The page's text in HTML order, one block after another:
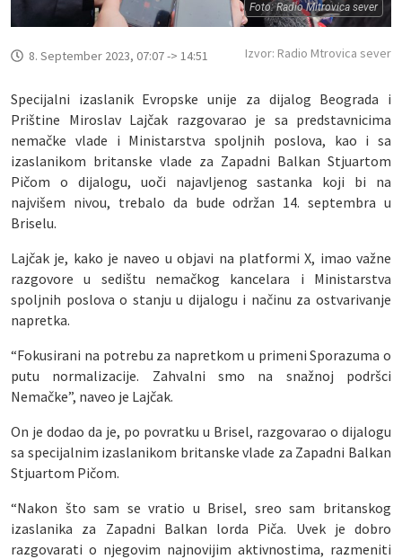
Foto: Radio Mitrovica sever
8. September 2023, 07:07 -> 14:51 Izvor: Radio Mtrovica sever
Specijalni izaslanik Evropske unije za dijalog Beograda i
Prištine Miroslav Lajčak razgovarao je sa predstavnicima
nemačke vlade i Ministarstva spoljnih poslova, kao i sa
izaslanikom britanske vlade za Zapadni Balkan Stjuartom
Pičom o dijalogu, uoči najavljenog sastanka koji bi na
najvišem nivou, trebalo da bude održan 14. septembra u
Briselu.
Lajčak je, kako je naveo u objavi na platformi X, imao važne
razgovore u sedištu nemačkog kancelara i Ministarstva
spoljnih poslova o stanju u dijalogu i načinu za ostvarivanje
napretka.
“Fokusirani na potrebu za napretkom u primeni Sporazuma o
putu normalizacije. Zahvalni smo na snažnoj podršci
Nemačke”, naveo je Lajčak.
On je dodao da je, po povratku u Brisel, razgovarao o dijalogu
sa specijalnim izaslanikom britanske vlade za Zapadni Balkan
Stjuartom Pičom.
“Nakon što sam se vratio u Brisel, sreo sam britanskog
izaslanika za Zapadni Balkan lorda Piča. Uvek je dobro
razgovarati o njegovim najnovijim aktivnostima, razmeniti